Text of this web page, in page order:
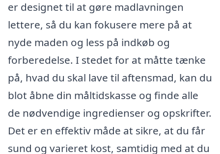
er designet til at gøre madlavningen
lettere, så du kan fokusere mere på at
nyde maden og less på indkøb og
forberedelse. I stedet for at måtte tænke
på, hvad du skal lave til aftensmad, kan du
blot åbne din måltidskasse og finde alle
de nødvendige ingredienser og opskrifter.
Det er en effektiv måde at sikre, at du får
sund og varieret kost, samtidig med at du